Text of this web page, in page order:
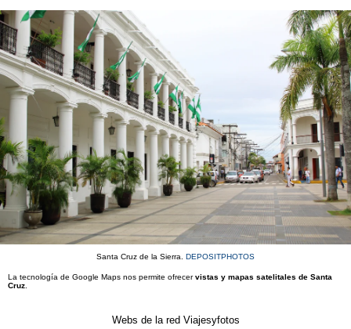
Santa Cruz de la Sierra. DEPOSITPHOTOS
La tecnología de Google Maps nos permite ofrecervistas y mapas satelitales de Santa
Cruz
Webs de la red Viajesyfotos